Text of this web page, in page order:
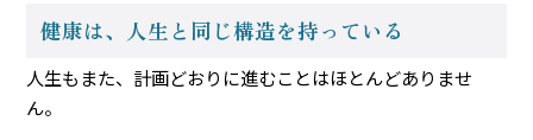
健康は、人生と同じ構造を持っている
人生もまた、計画どおりに進むことはほとんどありませ
ん。